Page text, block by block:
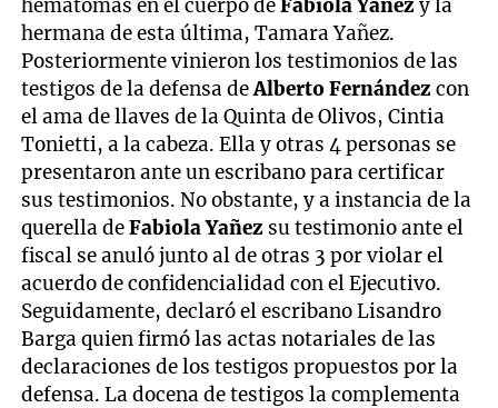
hematomas en el cuerpo deFabiola Yañez y la
hermana de esta última, Tamara Yañez.
Posteriormente vinieron los testimonios de las
testigos de la defensa deAlberto Fernández con
el ama de llaves de la Quinta de Olivos, Cintia
Tonietti, a la cabeza. Ella y otras 4 personas se
presentaron ante un escribano para certificar
sus testimonios. No obstante, y a instancia de la
querella deFabiola Yañez su testimonio ante el
fiscal se anuló junto al de otras 3 por violar el
acuerdo de confidencialidad con el Ejecutivo.
Seguidamente, declaró el escribano Lisandro
Barga quien firmó las actas notariales de las
declaraciones de los testigos propuestos por la
defensa. La docena de testigos la complementa